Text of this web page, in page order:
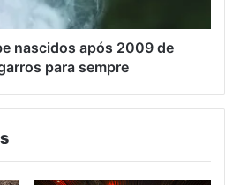
nascidos após 2009 de
para sempre